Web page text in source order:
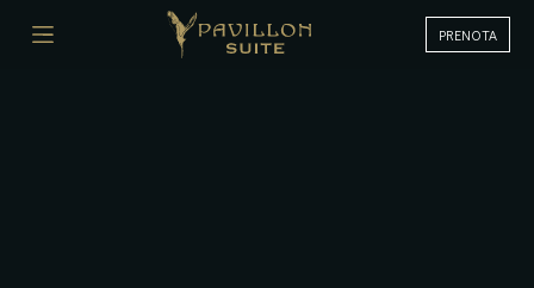
PRENOTA